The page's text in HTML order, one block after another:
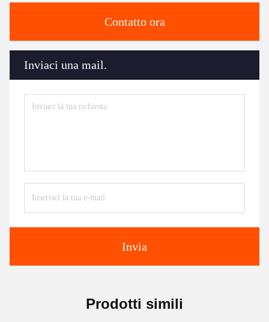
Contatto ora
Inviaci una mail.
Invia
Prodotti simili